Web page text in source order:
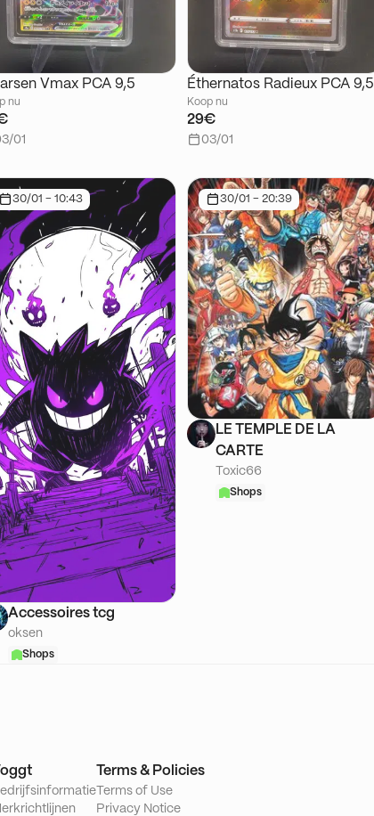
Vmax PCA 9,5
nu
01
Éthernatos Radieux PCA 9,5
Koop nu
29€
03/01
30/01 - 10:43
Accessoires tcg
oksen
Shops
30/01 - 20:39
LE TEMPLE DE LA
CARTE
Toxic66
Shops
Terms & Policies
Terms of Use
Privacy Notice